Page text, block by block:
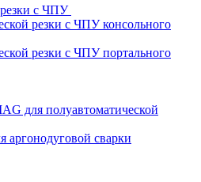
с ЧПУ
резки с ЧПУ консольного
резки с ЧПУ портального
для полуавтоматической
аргонодуговой сварки